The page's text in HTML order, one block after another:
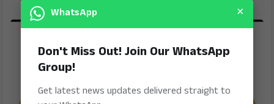
WhatsApp
×
Don't Miss Out! Join Our WhatsApp
Group!
Get latest news updates delivered straight to